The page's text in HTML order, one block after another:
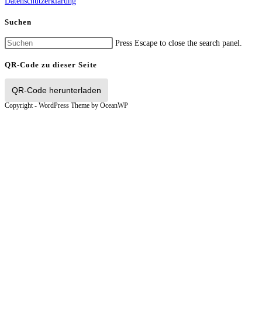
Suchen
Press Escape to close the search panel.
QR-Code zu dieser Seite
QR-Code herunterladen
Copyright - WordPress Theme by OceanWP